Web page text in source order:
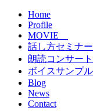
Home
Profile
MOVIE
話し方セミナー
朗読コンサート
ボイスサンプル
Blog
News
Contact